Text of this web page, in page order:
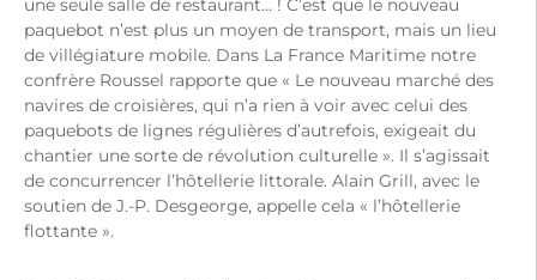
une seule salle de restaurant… ! C’est que le nouveau
paquebot n’est plus un moyen de transport, mais un lieu
de villégiature mobile. Dans La France Maritime notre
confrère Roussel rapporte que « Le nouveau marché des
navires de croisières, qui n’a rien à voir avec celui des
paquebots de lignes régulières d’autrefois, exigeait du
chantier une sorte de révolution culturelle ». Il s’agissait
de concurrencer l’hôtellerie littorale. Alain Grill, avec le
soutien de J.-P. Desgeorge, appelle cela « l’hôtellerie
flottante ».